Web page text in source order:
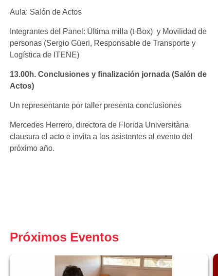
Aula: Salón de Actos
Integrantes del Panel: Última milla (t-Box) y Movilidad de
personas (Sergio Güeri, Responsable de Transporte y
Logística de ITENE)
13.00h. Conclusiones y finalización jornada (Salón de
Actos)
Un representante por taller presenta conclusiones
Mercedes Herrero, directora de Florida Universitària
clausura el acto e invita a los asistentes al evento del
próximo año.
Próximos Eventos